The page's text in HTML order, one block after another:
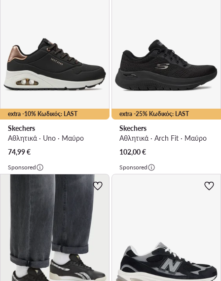
extra -10% Κωδικός: LAST
Skechers
Αθλητικά · Uno · Μαύρο
74,99€
extra -25% Κωδικός: LAST
Skechers
Αθλητικά · Arch Fit · Μαύρο
102,00€
Sponsored Sponsored